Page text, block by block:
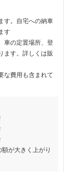
す。自宅への納車
す
車の定置場所、登
ます。詳しくは販
な費用も含まれて
が大きく上がり